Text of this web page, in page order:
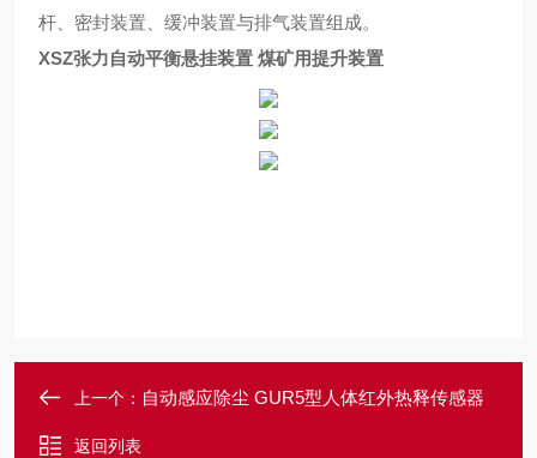
杆、密封装置、缓冲装置与排气装置组成。
XSZ张力自动平衡悬挂装置 煤矿用提升装置
上一个： 自动感应除尘 GUR5型人体红外热释传感器
返回列表